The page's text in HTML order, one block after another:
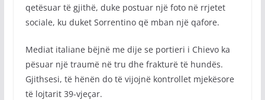
qetësuar të gjithë, duke postuar një foto në rrjetet
sociale, ku duket Sorrentino që mban një qafore.
Mediat italiane bëjnë me dije se portieri i Chievo ka
pësuar një traumë në tru dhe frakturë të hundës.
Gjithsesi, të hënën do të vijojnë kontrollet mjekësore
të lojtarit 39-vjeçar.